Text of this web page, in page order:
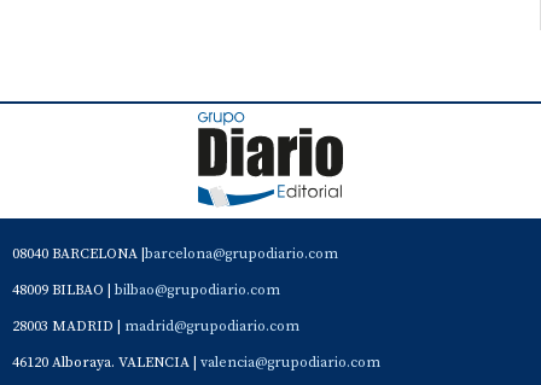
08040 BARCELONA | barcelona@grupodiario.com
48009 BILBAO | bilbao@grupodiario.com
28003 MADRID | madrid@grupodiario.com
46120 Alboraya. VALENCIA | valencia@grupodiario.com